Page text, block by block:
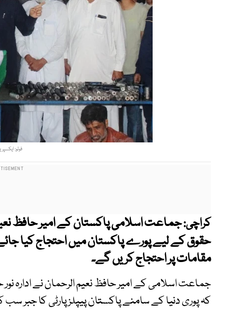
فوٹو:
کراچی:جماعت اسلامی پاکستان کے امیر حافظ
مقامات پر احتجاج کریں گے۔
جماعت اسلامی کے امیر حافظ نعیم الرحمان نے ادارہ
کہ پوری دنیا کے سامنے پاکستان پیپلز پارٹی کا جبر